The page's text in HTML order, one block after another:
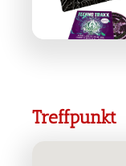
Treffpunkt